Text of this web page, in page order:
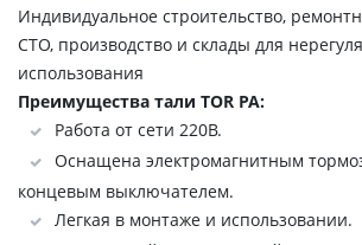
Индивидуальное строительство,
СТО, производство и склады для
использования
Преимущества тали TOR PA:
Работа от сети 220В.
Оснащена электромагнитным
концевым выключателем.
Легкая в монтаже и использовании.